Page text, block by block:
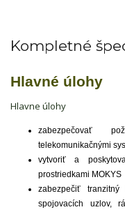
Kompletné
Hlavné úlohy
Hlavne úlohy
zabezpečovať
telekomunikačnými
vytvoriť a
prostriedkami MOKYS
zabezpečiť tranzitný
spojovacích uzlov,